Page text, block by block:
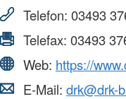
Telefon: 03493
Telefax: 03493
Web: https://
E-Mail: drk@drk-